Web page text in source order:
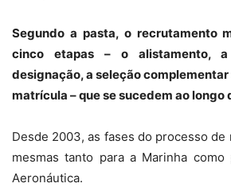
Segundo a pasta, o recrutamento
cinco etapas – o alistamento,
designação, a seleção
matrícula – que se sucedem ao longo
Desde 2003, as fases do processo de
mesmas tanto para a Marinha
Aeronáutica.